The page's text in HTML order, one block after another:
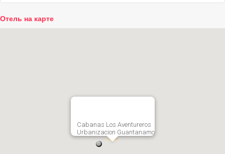
Отель на карте
Cabanas Los Aventureros
Urbanizacion Guantanamo